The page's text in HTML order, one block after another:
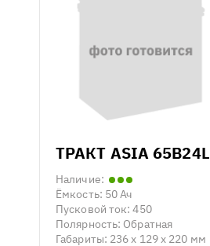
ТРАКТ ASIA 65B24L
Наличие:
Ёмкость: 50 Ач
Пусковой ток:450
Полярность: Обратная
Габариты: 236 x 129 x 220 мм